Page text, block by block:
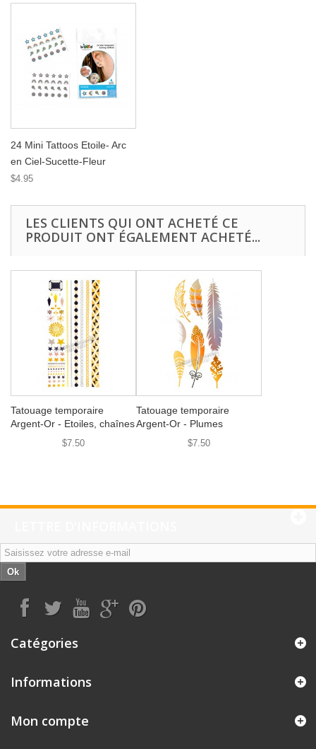
24 Mini Tattoos Etoile- Arc
en Ciel-Sucette-Fleur
$4.95
LES CLIENTS QUI ONT ACHETÉ CE
PRODUIT ONT ÉGALEMENT ACHETÉ...
Tatouage temporaire
Argent-Or - Etoiles, chaînes
$7.50
Tatouage temporaire
Argent-Or - Plumes
$7.50
Ok
Catégories
Informations
Mon compte